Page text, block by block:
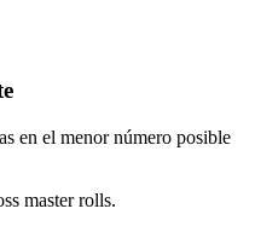
en el menor número posible
master rolls.